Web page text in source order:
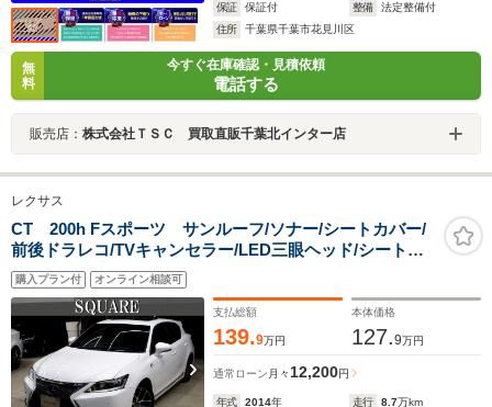
保証
保証付 整備
法定整備付
住所
千葉県千葉市花見川区
無
料
今すぐ在庫確認・見積依頼
電話する
販売店： 株式会社ＴＳＣ 買取直販千葉北インター店
レクサス
CT 200h Fスポーツ サンルーフ/ソナー/シートカバー/
前後ドラレコ/TVキャンセラー/LED三眼ヘッド/シートヒ
ーター/本革ステアリング/純正ナビ/フルセグ/バックカメ
ラ/Bluetooth/ETC/記録簿
購入プラン付 オンライン相談可
支払総額
139.9万円
本体価格
127.9万円
通常ローン 月々12,200円
年式 2014年 走行 8.7万km